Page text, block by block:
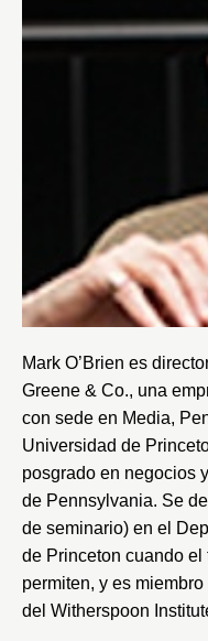
Mark O’Brien es
Greene & Co., una
con sede en Media,
Universidad de
posgrado en negocios
de Pennsylvania. Se
de seminario) en el
de Princeton cuando
permiten, y es
del Witherspoon